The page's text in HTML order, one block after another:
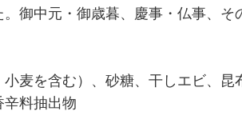
御中元・御歳暮、慶事・仏事、そ
麦を含む）、砂糖、干しエビ、
料抽出物